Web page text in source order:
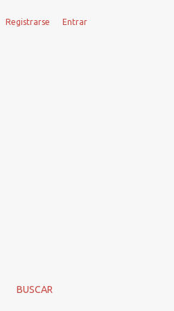
Histórico Nacional, 2022, 148
BUSCAR
Registrarse Entrar